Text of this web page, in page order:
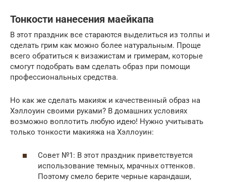
Тонкости нанесения маейкапа
В этот праздник все стараются выделиться из толпы и
сделать грим как можно более натуральным. Проще
всего обратиться к визажистам и гримерам, которые
смогут подобрать вам сделать образ при помощи
профессиональных средства.
Но как же сделать макияж и качественный образ на
Хэллоуин своими руками? В домашних условиях
возможно воплотить любую идею! Нужно учитывать
только тонкости макияжа на Хэллоуин:
Совет №1: В этот праздник приветствуется
использование темных, мрачных оттенков.
Поэтому смело берите черные карандаши,